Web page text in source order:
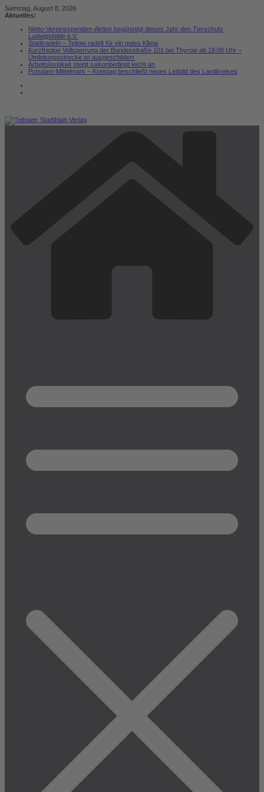
Zum
Inhalt
Samstag, August 8, 2026
Aktuelles:
Netto-Vereinsspenden-Aktion begünstigt dieses Jahr den Tierschutz
Ludwigsfelde e.V.
Stadtradeln – Teltow radelt für ein gutes Klima
Kurzfristige Vollsperrung der Bundesstraße 101 bei Thyrow ab 18:00 Uhr –
Umleitungsstrecke ist ausgeschildert
Arbeitslosigkeit steigt saisonbedingt leicht an
Potsdam-Mittelmark – Kreistag beschließt neues Leitbild des Landkreises